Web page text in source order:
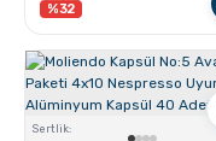
%32
Sertlik: